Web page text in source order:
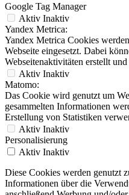
Google Tag Manager
Aktiv Inaktiv
Yandex Metrica:
Yandex Metrica Cookies
Webseite eingesetzt. Dabei
Webseitenaktivitäten erstellt
Aktiv Inaktiv
Matomo:
Das Cookie wird genutzt um
gesammelten Informationen
Erstellung von Statistiken
Aktiv Inaktiv
Personalisierung
Aktiv Inaktiv
Diese Cookies werden genutzt
Informationen über die